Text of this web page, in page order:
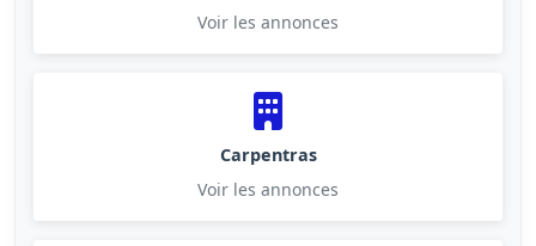
Voir les annonces
Carpentras
Voir les annonces